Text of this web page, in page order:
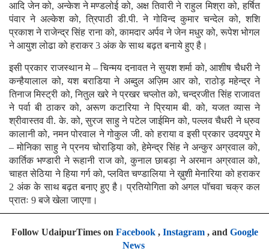
आदि जेन को, अन्केश ने मण्डलोई को, अक्ष तिवारी ने राहुल मिश्रा को, हर्षित
पंवार ने अल्केश को, त्रिपाठी डी.पी. ने गोविन्द कुमार चन्देल को, शशि
प्रकाश ने राजेन्द्र सिंह राना को, कामदार अर्पव ने जेन मधुर को, रूपेश भोगल
ने आयुश लोढा को हराकर 3 अंक के साथ बढ़त बनाये हुए है।
इसी प्रकार राजस्थान मे – चिन्मय दनावत ने सुयश शर्मा को, आशीष चैधरी ने
कन्हैयालाल को, यश बराडिया ने अब्दुल अज़िम आर को, राठोड़ महेन्द्र ने
तिनाज मिस्ट्री को, नितुल खरे ने प्रखर चप्लोत को, चन्द्रजीत सिंह राजावत
ने पर्वा बी ठाकर को, अरूण कटारिया ने प्रियाम बी. को, यजत व्यास ने
श्रीवास्तव वी. के. को, सुरज साहु ने पटेल जाईमिन को, पल्लव चैधरी ने ध्रुव
कालानी को, नमन पोरवाल ने गोकुल जी. को हराया व इसी प्रकार उदयपुर मे
– मोनिका साहु ने प्रनय चोराड़िया को, हेमेन्द्र सिंह ने अन्कुर अग्रवाल को,
कार्तिक भण्डारी ने रूहानी राज को, कुनाल छाबड़ा ने अरमान अग्रवाल को,
चाहत सेठिया ने हिया गर्ग को, प्लवित चण्डालिया ने ख़ुशी मेनारिया को हराकर
2 अंक के साथ बढ़त बनाए हुए है। प्रतियोगिता को अगल पाॅचवा चक्र कल
प्रातः 9 बजे खेला जाएगा।
Follow UdaipurTimes on Facebook, Instagram, and Google
News